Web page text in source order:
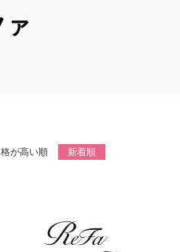
ァ
が高い順 新着順